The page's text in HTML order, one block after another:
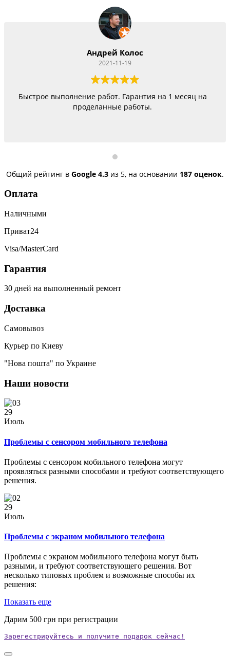
Андрей Колос
2021-11-19
Быстрое выполнение работ. Гарантия на 1 месяц на
проделанные работы.
Общий рейтинг в Google 4.3 из 5, на основании 187 оценок.
Оплата
Наличными
Приват24
Visa/MasterCard
Гарантия
30 дней на выполненный ремонт
Доставка
Самовывоз
Курьер по Киеву
"Нова пошта" по Украине
Наши новости
29
Июль
Проблемы с сенсором мобильного телефона
Проблемы с сенсором мобильного телефона могут
проявляться разными способами и требуют соответствующего
решения.
29
Июль
Проблемы с экраном мобильного телефона
Проблемы с экраном мобильного телефона могут быть
разными, и требуют соответствующего решения. Вот
несколько типовых проблем и возможные способы их
решения:
Показать еще
Дарим 500 грн при регистрации
Зарегестрируйтесь и получите подарок сейчас!